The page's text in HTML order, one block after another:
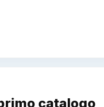
catalogo